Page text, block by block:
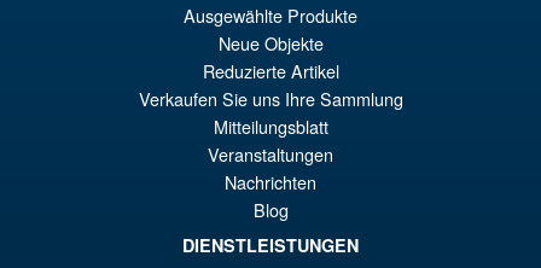
Ausgewählte Produkte
Neue Objekte
Reduzierte Artikel
Verkaufen Sie uns Ihre Sammlung
Mitteilungsblatt
Veranstaltungen
Nachrichten
Blog
DIENSTLEISTUNGEN